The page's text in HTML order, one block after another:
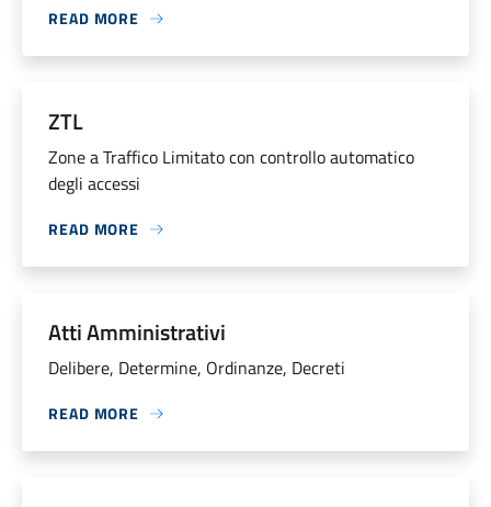
READ MORE
ZTL
Zone a Traffico Limitato con controllo automatico
degli accessi
READ MORE
Atti Amministrativi
Delibere, Determine, Ordinanze, Decreti
READ MORE